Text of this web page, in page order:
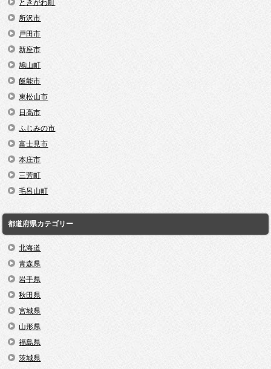
ときがわ町
所沢市
戸田市
新座市
鳩山町
飯能市
東松山市
日高市
ふじみの市
富士見市
本庄市
三芳町
毛呂山町
都道府県カテゴリー
北海道
青森県
岩手県
秋田県
宮城県
山形県
福島県
茨城県